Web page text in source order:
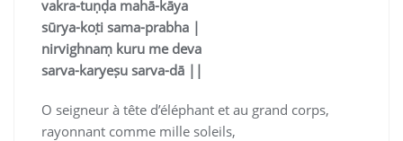
vakra-tuṇḍa mahā-kāya
sūrya-koṭi sama-prabha |
nirvighnaṃ kuru me deva
sarva-karyeṣu sarva-dā ||
O seigneur à tête d’éléphant et au grand corps,
rayonnant comme mille soleils,